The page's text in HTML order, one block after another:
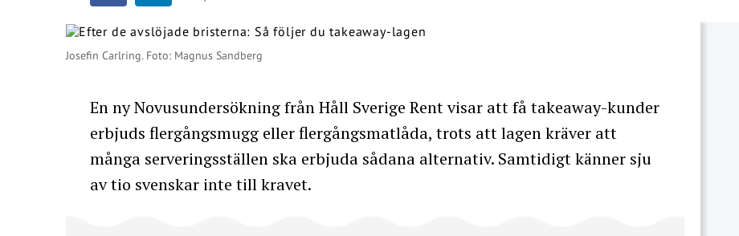
Josefin Carlring. Foto: Magnus Sandberg
En ny Novusundersökning från Håll Sverige Rent visar att få takeaway-kunder
erbjuds flergångsmugg eller flergångsmatlåda, trots att lagen kräver att
många serveringsställen ska erbjuda sådana alternativ. Samtidigt känner sju
av tio svenskar inte till kravet.